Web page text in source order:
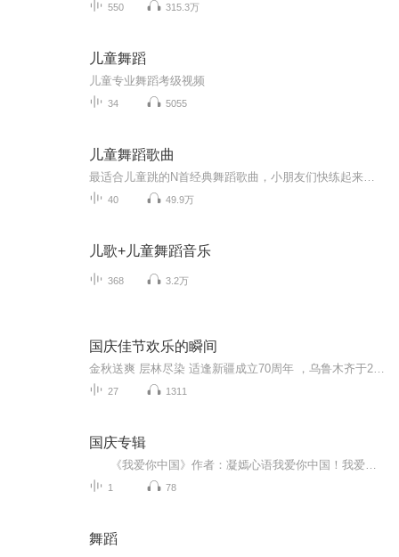
550 315.3万
儿童舞蹈
儿童专业舞蹈考级视频
34 5055
儿童舞蹈歌曲
40 49.9万
儿歌+儿童舞蹈音乐
368 3.2万
国庆佳节欢乐的瞬间
27 1311
国庆专辑
1 78
舞蹈